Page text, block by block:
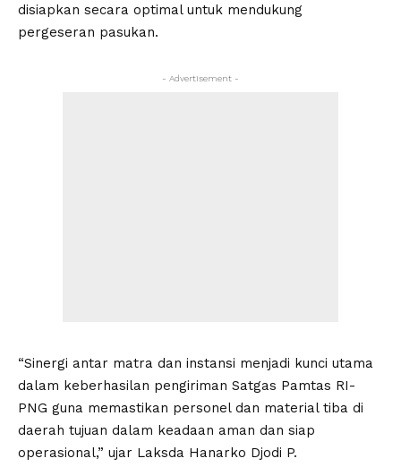
disiapkan secara optimal untuk mendukung
pergeseran pasukan.
- Advertisement -
“Sinergi antar matra dan instansi menjadi kunci utama
dalam keberhasilan pengiriman Satgas Pamtas RI-
PNG guna memastikan personel dan material tiba di
daerah tujuan dalam keadaan aman dan siap
operasional,” ujar Laksda Hanarko Djodi P.